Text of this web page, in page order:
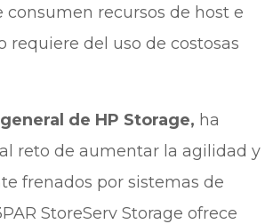
recursos de host e
del uso de costosas
de HP Storage, ha
reto de aumentar la agilidad y
frenados por sistemas de
StoreServ Storage ofrece